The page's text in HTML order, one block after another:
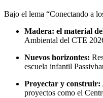
Bajo el lema “Conectando a
Madera: el material
Ambiental del CTE
Nuevos horizontes:
escuela infantil
Proyectar y construir:
proyectos como el